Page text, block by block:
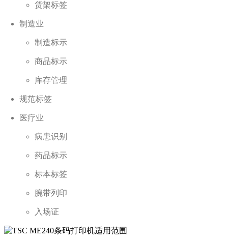
货架标签
制造业
制造标示
商品标示
库存管理
规范标签
医疗业
病患识别
药品标示
标本标签
腕带列印
入场证